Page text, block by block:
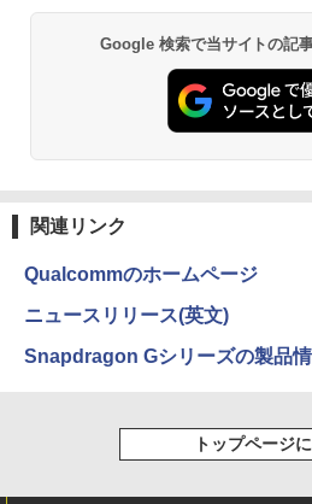
￥770
向夏 ]
3
杖と剣のウィ
Anker
￥7,990
Anker
BRUCE
[Explicit]
￥250
￥250
On My Road
【Amazon.co.jp
ET ラベルレス
￥1,112
ットル (Smart
￥1,380
薬屋のひとりご
ンガンコミック
￥770
￥832
ONE PIECE モ
Google 検索で当サイトの記
関連リンク
Qualcommのホームページ
ニュースリリース(英文)
Snapdragon Gシリーズの製品
トップページ